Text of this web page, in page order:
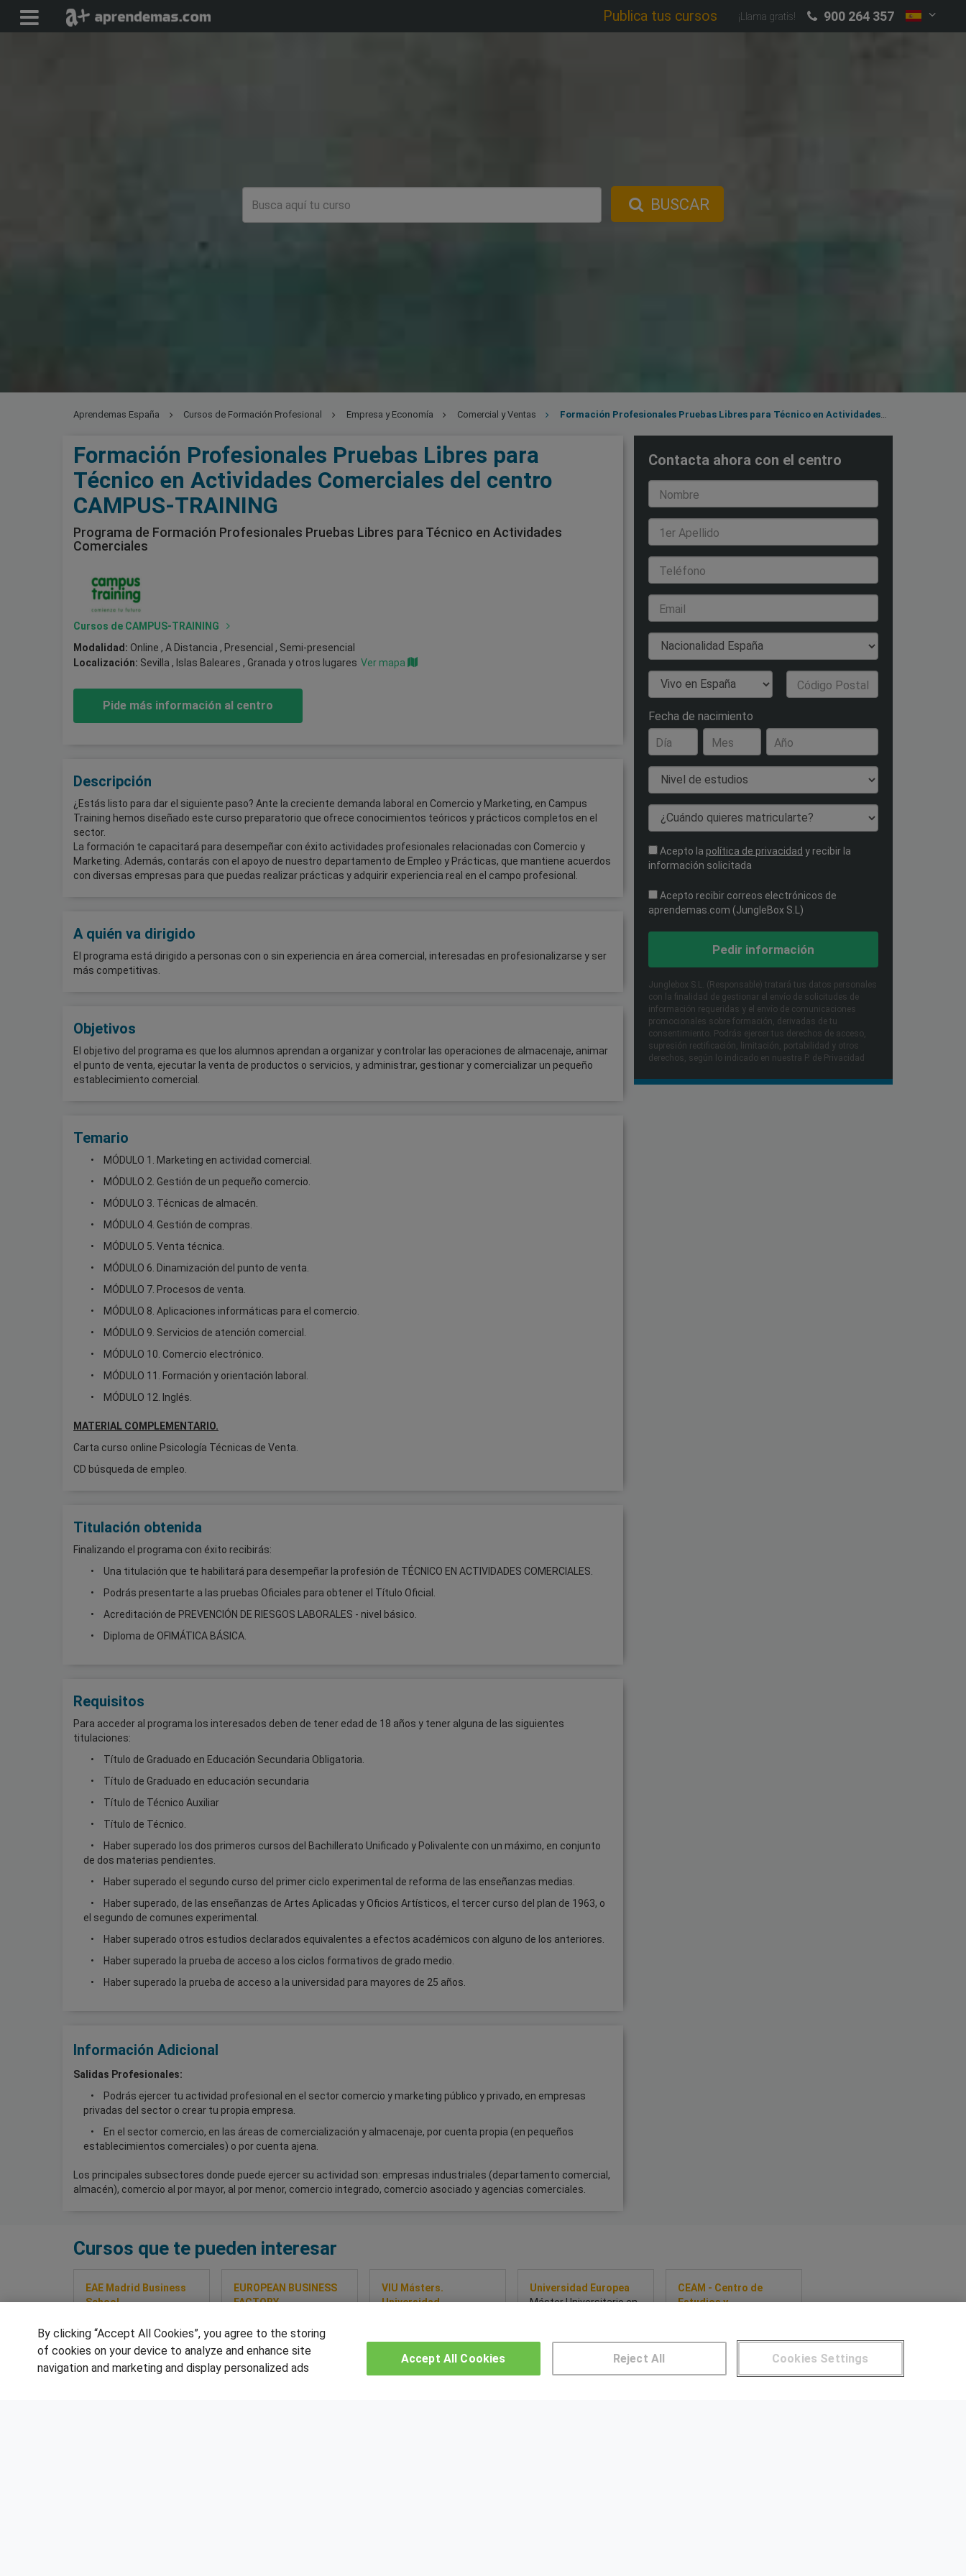
Publica tus cursos ¡Llama gratis! 900 264 357
BUSCAR
Aprendemas España Cursos de Formación Profesional Empresa y Economía Comercial y Ventas
Formación Profesionales Pruebas Libres para
Técnico en Actividades Comerciales del centro
CAMPUS-TRAINING
Programa de Formación Profesionales Pruebas Libres para Técnico en Actividades
Comerciales
Cursos de CAMPUS-TRAINING
Modalidad: Online , A Distancia , Presencial , Semi-presencial
Localización: Sevilla , Islas Baleares , Granada y otros lugares Ver mapa
Pide más información al centro
Descripción
¿Estás listo para dar el siguiente paso? Ante la creciente demanda laboral en Comercio y Marketing, en Campus
Training hemos diseñado este curso preparatorio que ofrece conocimientos teóricos y prácticos completos en el
sector.
La formación te capacitará para desempeñar con éxito actividades profesionales relacionadas con Comercio y
Marketing. Además, contarás con el apoyo de nuestro departamento de Empleo y Prácticas, que mantiene acuerdos
con diversas empresas para que puedas realizar prácticas y adquirir experiencia real en el campo profesional.
A quién va dirigido
El programa está dirigido a personas con o sin experiencia en área comercial, interesadas en profesionalizarse y ser
más competitivas.
Objetivos
El objetivo del programa es que los alumnos aprendan a organizar y controlar las operaciones de almacenaje, animar
el punto de venta, ejecutar la venta de productos o servicios, y administrar, gestionar y comercializar un pequeño
establecimiento comercial.
Temario
MÓDULO 1. Marketing en actividad comercial.
MÓDULO 2. Gestión de un pequeño comercio.
MÓDULO 3. Técnicas de almacén.
MÓDULO 4. Gestión de compras.
MÓDULO 5. Venta técnica.
MÓDULO 6. Dinamización del punto de venta.
MÓDULO 7. Procesos de venta.
MÓDULO 8. Aplicaciones informáticas para el comercio.
MÓDULO 9. Servicios de atención comercial.
MÓDULO 10. Comercio electrónico.
MÓDULO 11. Formación y orientación laboral.
MÓDULO 12. Inglés.
MATERIAL COMPLEMENTARIO.
Carta curso online Psicología Técnicas de Venta.
CD búsqueda de empleo.
Titulación obtenida
Finalizando el programa con éxito recibirás:
Una titulación que te habilitará para desempeñar la profesión de TÉCNICO EN ACTIVIDADES COMERCIALES.
Podrás presentarte a las pruebas Oficiales para obtener el Título Oficial.
Acreditación de PREVENCIÓN DE RIESGOS LABORALES - nivel básico.
Diploma de OFIMÁTICA BÁSICA.
Requisitos
Para acceder al programa los interesados deben de tener edad de 18 años y tener alguna de las siguientes
titulaciones:
Título de Graduado en Educación Secundaria Obligatoria.
Título de Graduado en educación secundaria
Título de Técnico Auxiliar
Título de Técnico.
Haber superado los dos primeros cursos del Bachillerato Unificado y Polivalente con un máximo, en conjunto
de dos materias pendientes.
Haber superado el segundo curso del primer ciclo experimental de reforma de las enseñanzas medias.
Haber superado, de las enseñanzas de Artes Aplicadas y Oficios Artísticos, el tercer curso del plan de 1963, o
el segundo de comunes experimental.
Haber superado otros estudios declarados equivalentes a efectos académicos con alguno de los anteriores.
Haber superado la prueba de acceso a los ciclos formativos de grado medio.
Haber superado la prueba de acceso a la universidad para mayores de 25 años.
Información Adicional
Salidas Profesionales:
Podrás ejercer tu actividad profesional en el sector comercio y marketing público y privado, en empresas
privadas del sector o crear tu propia empresa.
En el sector comercio, en las áreas de comercialización y almacenaje, por cuenta propia (en pequeños
establecimientos comerciales) o por cuenta ajena.
Los principales subsectores donde puede ejercer su actividad son: empresas industriales (departamento comercial,
almacén), comercio al por mayor, al por menor, comercio integrado, comercio asociado y agencias comerciales.
Contacta ahora con el centro
Nombre
1er Apellido
Teléfono
Email
Nacionalidad
País de Residencia Código Postal
Fecha de nacimiento
Día
Mes Año
Nivel de estudios
¿Cuándo quieres matricularte?
Acepto la política de privacidad y recibir la
información solicitada
Acepto recibir correos electrónicos de
aprendemas.com (JungleBox S.L)
Pedir información
Junglebox S.L. (Responsable) tratará tus datos personales
con la finalidad de gestionar el envío de solicitudes de
información requeridas y el envío de comunicaciones
promocionales sobre formación, derivadas de tu
consentimiento. Podrás ejercer tus derechos de acceso,
supresión rectificación, limitación, portabilidad y otros
derechos, según lo indicado en nuestra P. de Privacidad​
Cursos que te pueden interesar
EAE Madrid Business
School
Digital e ecommerce
EUROPEAN BUSINESS
FACTORY
Gestión De Proyectos
VIU Másters.
Universidad
Máster Universitario en
Inteligencia de Negocio /
Business Intelligence
Universidad Europea
Máster Universitario en
CEAM - Centro de
Estudios y
Máster profesional en
industrial: innovación,
By clicking “Accept All Cookies”, you agree to the storing
of cookies on your device to analyze and enhance site
navigation and marketing and display personalized ads
Cookies Settings
Reject All
Accept All Cookies